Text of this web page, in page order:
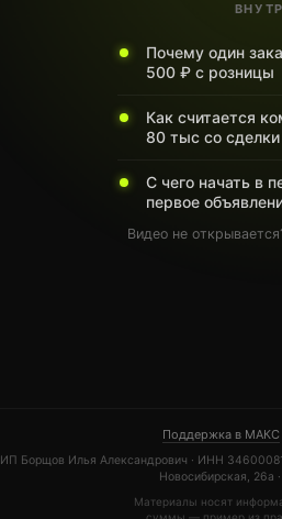
Почему один
500 ₽ с розницы
Как считается
80 тыс со сделки
С чего начать в
первое
Видео не
Поддержка в МАКС
ИП Борщов Илья Александрович · ИНН
Новосибирская, 26а ·
Материалы носят